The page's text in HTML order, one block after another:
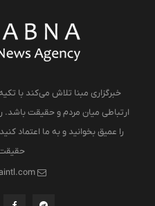
خبرگزاری مبنا تلاش می‌کند با
ارتباطی میان مردم و حقیقت باشد.
را عمیق بخوانید و به ما اعتماد